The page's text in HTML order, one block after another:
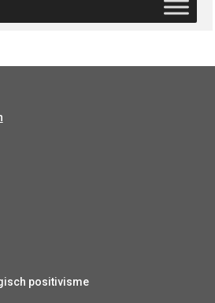
positivisme